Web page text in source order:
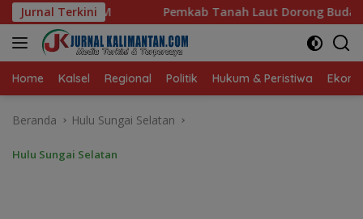
Langsung
ke
konten
Jurnal Terkini
Tanah Laut Dorong Budaya Hidup Sehat dan
Home Kalsel Regional Politik Hukum & Peristiwa
Beranda Hulu Sungai Selatan
Hulu Sungai Selatan